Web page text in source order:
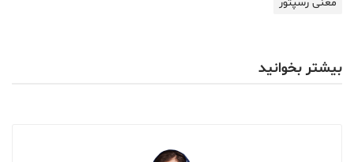
معنی رسپتور
بیشتر بخوانید